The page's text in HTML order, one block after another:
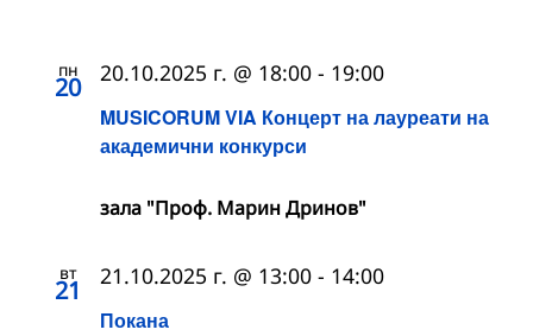
пн
20
MUSICORUM VIA Концерт на лауреати на
академични конкурси
20.10.2025 г. @ 18:00 - 19:00
зала "Проф. Марин Дринов"
вт
21
Покана
21.10.2025 г. @ 13:00 - 14:00